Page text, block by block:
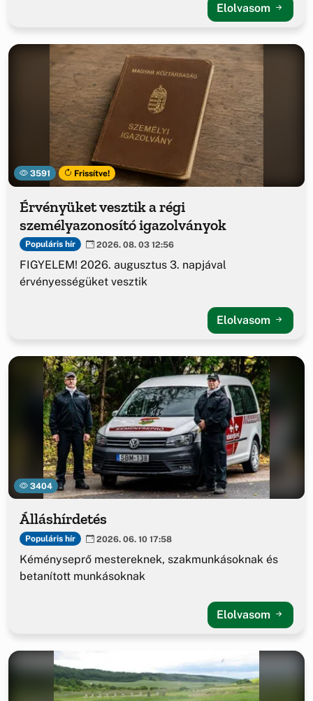
Elolvasom
3591 Frissítve!
Érvényüket vesztik a régi
személyazonosító igazolványok
Populáris hír 2026. 08. 03 12:56
FIGYELEM! 2026. augusztus 3. napjával
érvényességüket vesztik
Elolvasom
3404
Álláshírdetés
Populáris hír 2026. 06. 10 17:58
Kéményseprő mestereknek, szakmunkásoknak és
betanított munkásoknak
Elolvasom